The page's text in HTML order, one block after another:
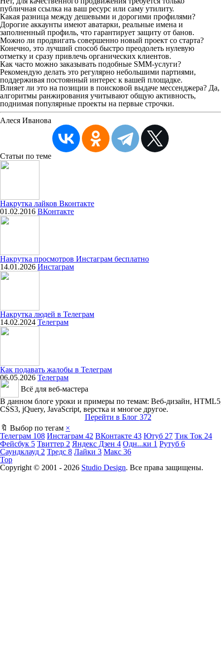
публичная ссылка на ваш ресурс или саму утилиту.
Какая разница между дешевыми и дорогими профилями?
Дорогие аккаунты имеют аватарки, реальные имена и
заполненный профиль, что гарантирует защиту от банов.
Можно ли продвигать совершенно новый проект со старта?
Конечно, это лучший способ быстро преодолеть нулевую
отметку и сразу привлечь органических клиентов.
Как часто можно заказывать подобные SMM-услуги?
Рекомендую делать это регулярно небольшими партиями,
поддерживая постоянный интерес к вашей площадке.
Влияет ли это на позиции в поисковой выдаче мессенджера? Да,
алгоритмы ранжирования учитывают общую активность,
поднимая популярные проекты на первые строчки.
Алеся Иванова
Статьи по теме
Накрутка лайков Вконтакте
01.02.2016 ВКонтакте
Накрутка просмотров Инстаграм бесплатно
14.01.2026 Инстаграм
Накрутка людей в Телеграм
14.02.2024 Телеграм
Как подавать жалобы в Телеграм
06.05.2026 Телеграм
Всё для веб-мастера
В данном блоге уроки и примеры по темам: Веб-дизайн,
CSS3, jQuery, JavaScript, верстка и многое другое.
Перейти в Блог 372
🔖 Выбор по тегам ×
Телеграм 108 Инстаграм 42 ВКонтакте 43 Ютуб 27 Тик Ток 24
Фейсбук 5 Твиттер 2 Яндекс Дзен 4 Одн...ки 1 Рутуб 6
Саундклауд 2 Тредс 8 Лайки 3 Макс 36
Top
Copyright © 2001 - 2026 Studio Design. Все права защищены.